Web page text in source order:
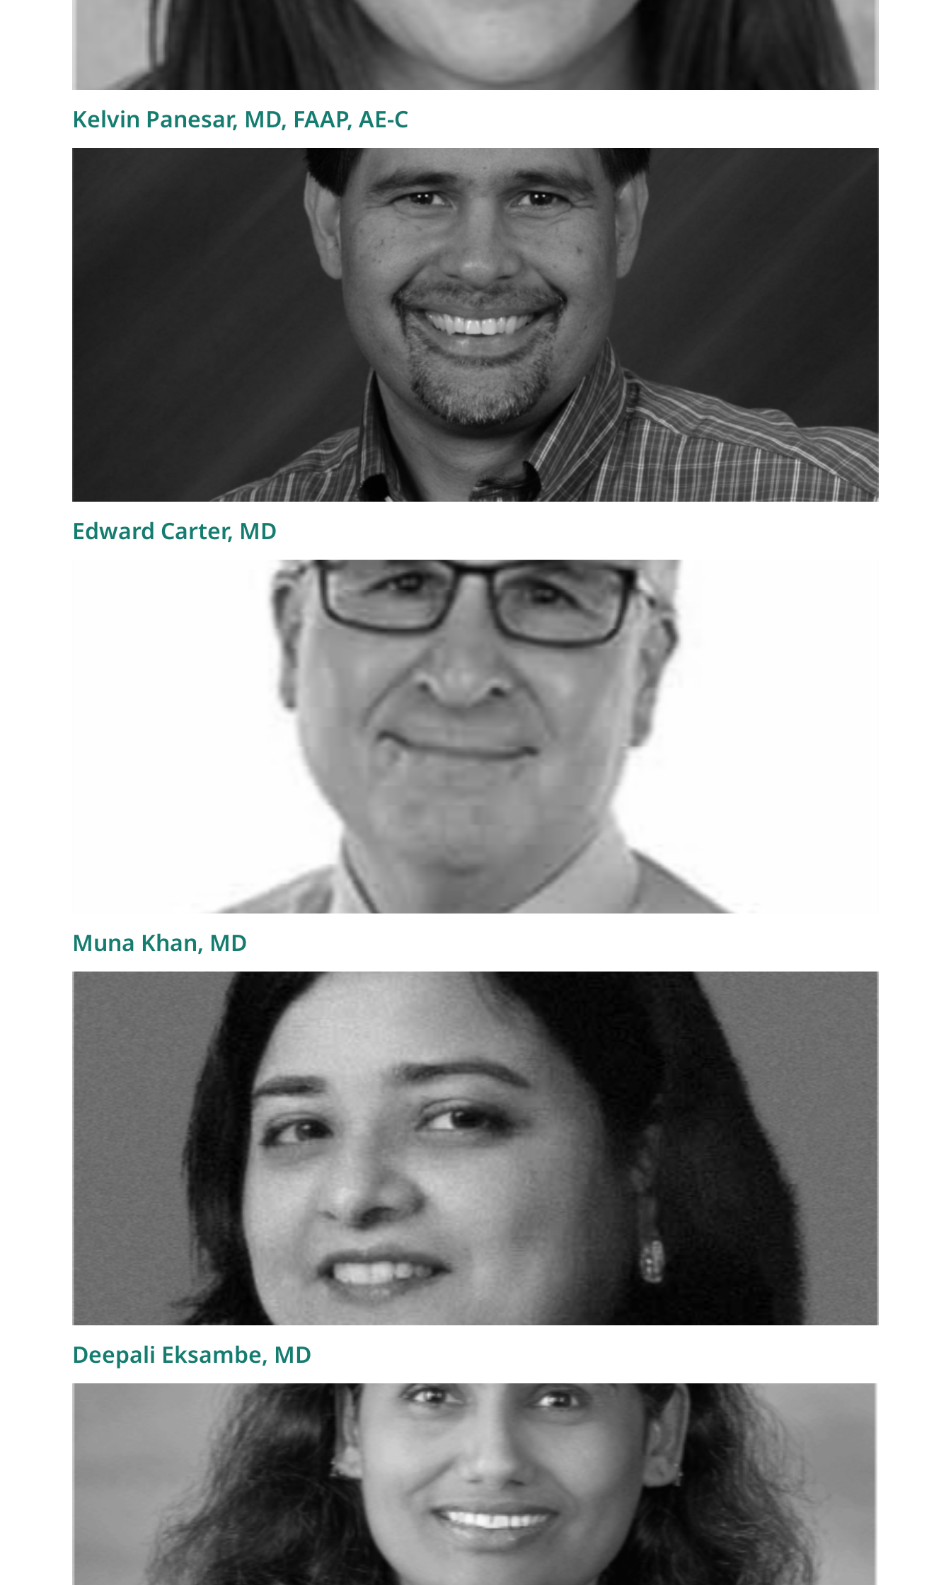
Kelvin Panesar, MD, FAAP, AE-C
Edward Carter, MD
Muna Khan, MD
Deepali Eksambe, MD